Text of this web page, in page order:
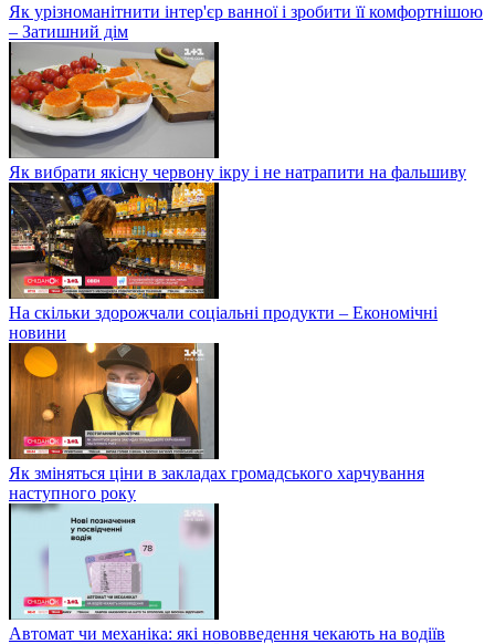
Як урізноманітнити інтер'єр ванної і зробити її комфортнішою
– Затишний дім
Як вибрати якісну червону ікру і не натрапити на фальшиву
На скільки здорожчали соціальні продукти – Економічні
новини
Як зміняться ціни в закладах громадського харчування
наступного року
Автомат чи механіка: які нововведення чекають на водіїв